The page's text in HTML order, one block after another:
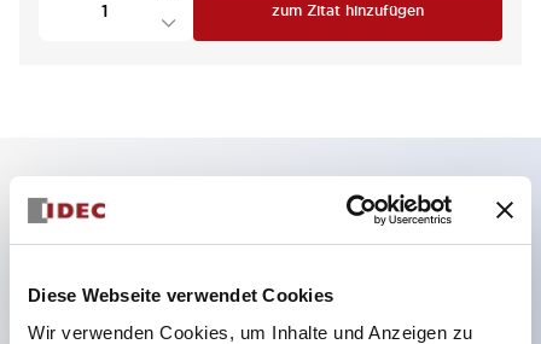
Diese Webseite verwendet Cookies
Wir verwenden Cookies, um Inhalte und Anzeigen zu
zum Zitat hinzufügen
Hauptmerkmale
Schutzart IP40 und IP65 komplett (IEC 60529)
Verbesserte Bedienbarkeit durch